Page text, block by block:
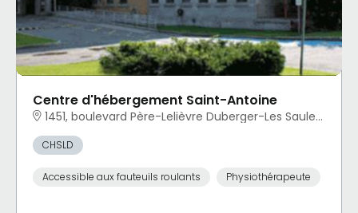
Centre d'hébergement Saint-Antoine
1451, boulevard Père-Lelièvre Duberger-Les Saules, Québec, QC
CHSLD
Accessible aux fauteuils roulants Physiothérapeute